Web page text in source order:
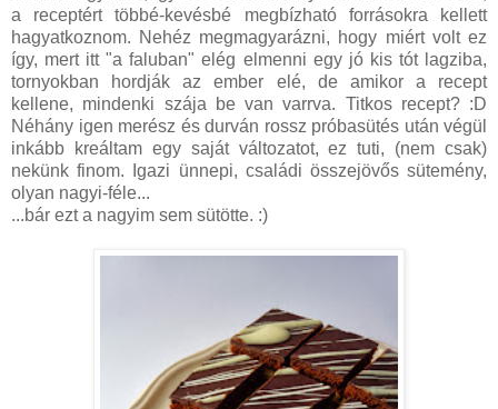
a receptért többé-kevésbé megbízható forrásokra kellett
hagyatkoznom. Nehéz megmagyarázni, hogy miért volt ez
így, mert itt "a faluban" elég elmenni egy jó kis tót lagziba,
tornyokban hordják az ember elé, de amikor a recept
kellene, mindenki szája be van varrva. Titkos recept? :D
Néhány igen merész és durván rossz próbasütés után végül
inkább kreáltam egy saját változatot, ez tuti, (nem csak)
nekünk finom. Igazi ünnepi, családi összejövős sütemény,
olyan nagyi-féle...
...bár ezt a nagyim sem sütötte. :)